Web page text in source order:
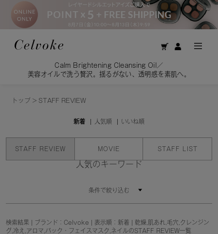
Calm Brightening Cleansing Oil／
美容オイルで洗う贅沢。揺るがない、透明感を素肌へ。
トップ > STAFF REVIEW
新着 人気順 いいね順
STAFF REVIEW MOVIE STAFF LIST
人気のキーワード
条件で絞り込む
検索結果 | ブランド：Celvoke | 表示順：新着 | 乾燥,肌あれ,毛穴,クレンジン
グ,冷え,アロマ,パック・フェイスマスク,ネイルのSTAFF REVIEW一覧